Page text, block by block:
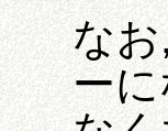
な
ー